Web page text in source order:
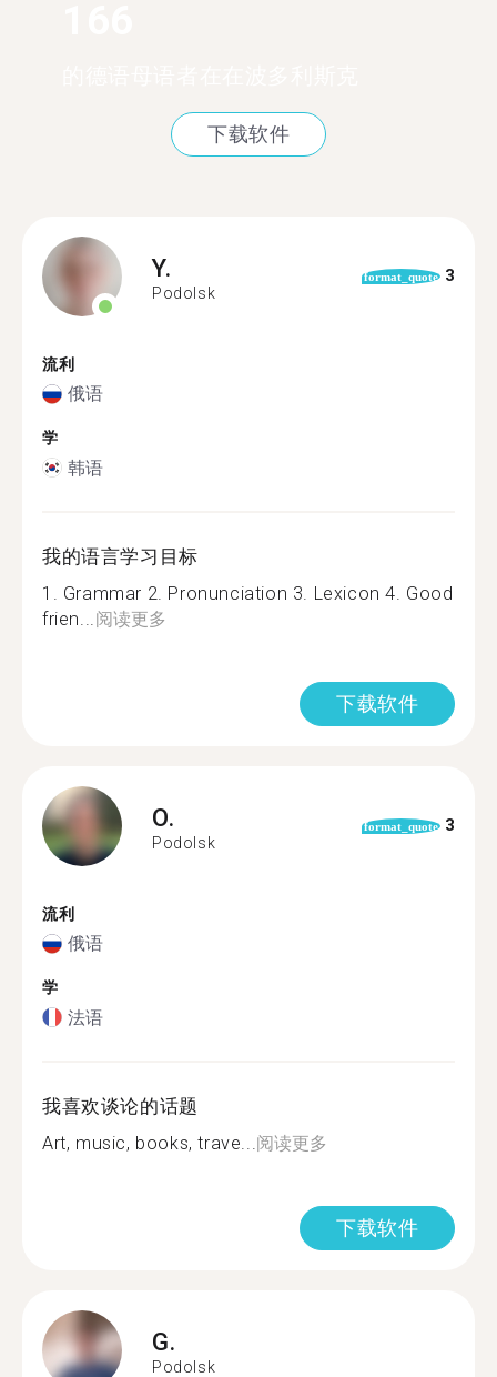
下载软件
Y.
Podolsk
format_quote 3
流利
俄语
学
韩语
我的语言学习目标
1. Grammar 2. Pronunciation 3. Lexicon 4. Good
frien... 阅读更多
下载软件
O.
Podolsk
format_quote 3
流利
俄语
学
法语
我喜欢谈论的话题
Art, music, books, trave... 阅读更多
下载软件
G.
Podolsk